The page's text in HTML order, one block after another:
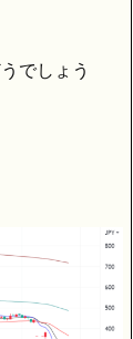
でしょう